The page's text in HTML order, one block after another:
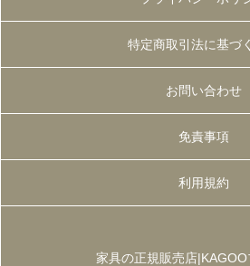
特定商取引法に基づ
お問い合わせ
免責事項
利用規約
家具の正規販売店|KAGOO